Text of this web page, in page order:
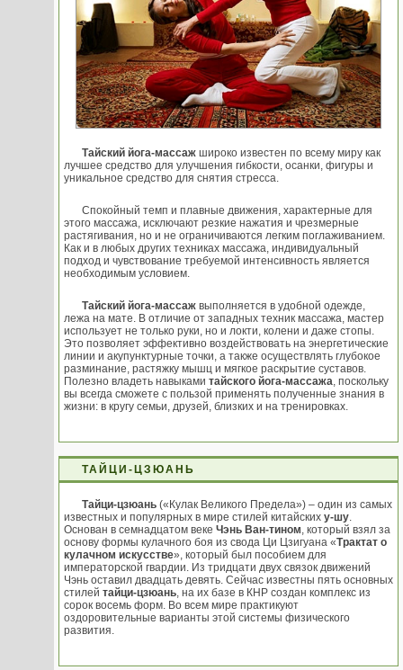
Тайский йога-массаж широко известен по всему миру как
лучшее средство для улучшения гибкости, осанки, фигуры и
уникальное средство для снятия стресса.
Спокойный темп и плавные движения, характерные для
этого массажа, исключают резкие нажатия и чрезмерные
растягивания, но и не ограничиваются легким поглаживанием.
Как и в любых других техниках массажа, индивидуальный
подход и чувствование требуемой интенсивность является
необходимым условием.
Тайский йога-массаж выполняется в удобной одежде,
лежа на мате. В отличие от западных техник массажа, мастер
использует не только руки, но и локти, колени и даже стопы.
Это позволяет эффективно воздействовать на энергетические
линии и акупунктурные точки, а также осуществлять глубокое
разминание, растяжку мышц и мягкое раскрытие суставов.
Полезно владеть навыками тайского йога-массажа, поскольку
вы всегда сможете с пользой применять полученные знания в
жизни: в кругу семьи, друзей, близких и на тренировках.
ТАЙЦИ-ЦЗЮАНЬ
Тайци-цзюань («Кулак Великого Предела») – один из самых
известных и популярных в мире стилей китайских у-шу.
Основан в семнадцатом веке Чэнь Ван-тином, который взял за
основу формы кулачного боя из свода Ци Цзигуана «Трактат о
кулачном искусстве», который был пособием для
императорской гвардии. Из тридцати двух связок движений
Чэнь оставил двадцать девять. Сейчас известны пять основных
стилей тайци-цзюань, на их базе в КНР создан комплекс из
сорок восемь форм. Во всем мире практикуют
оздоровительные варианты этой системы физического
развития.